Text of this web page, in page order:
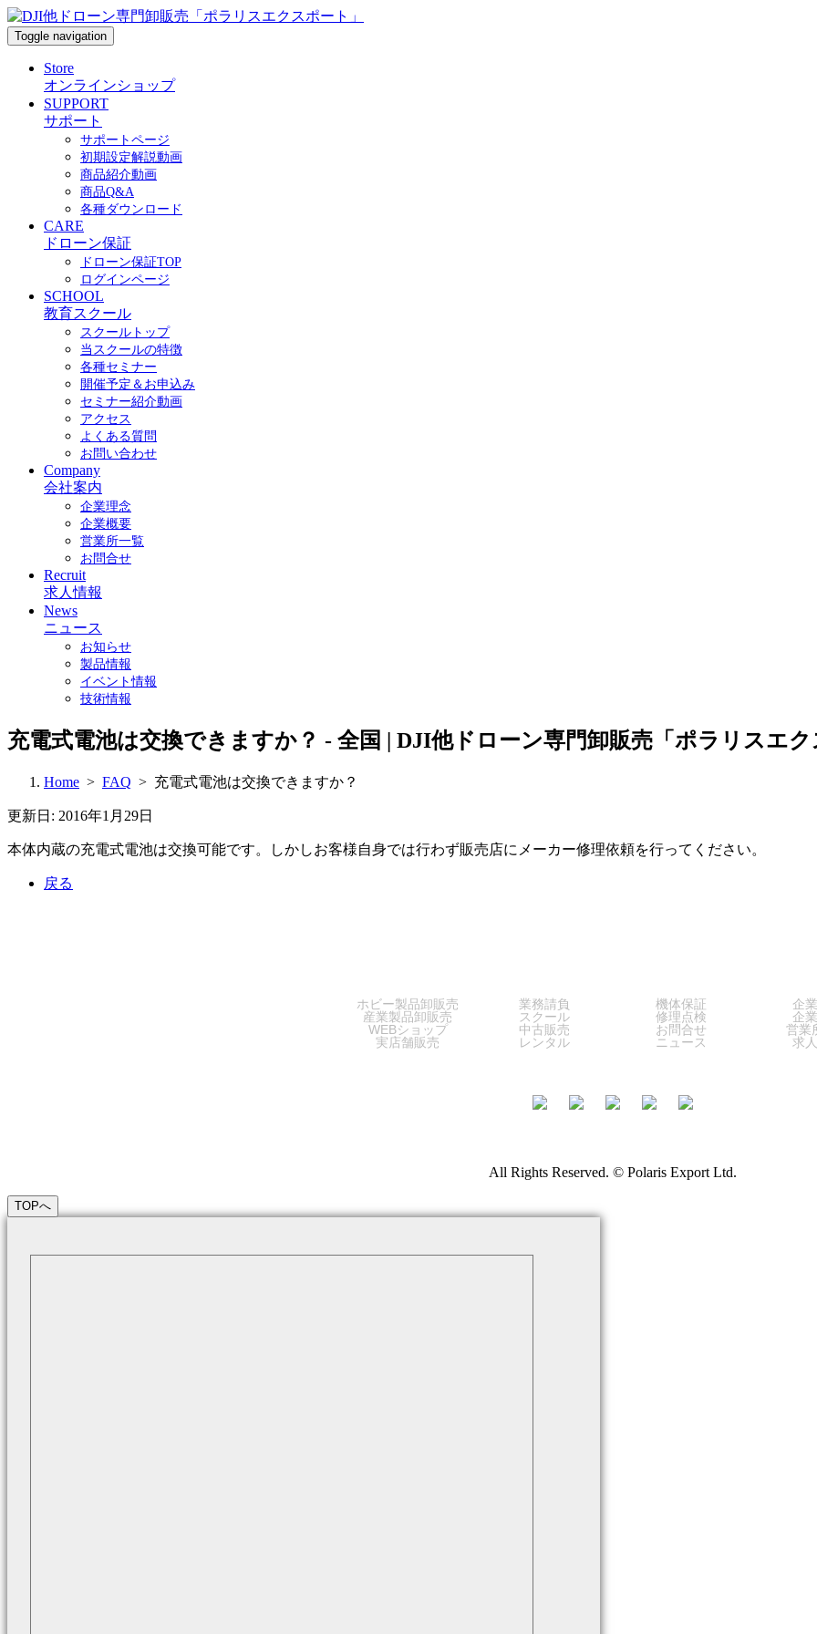
Toggle navigation
Store
オンラインショップ
SUPPORT
サポート
サポートページ
初期設定解説動画
商品紹介動画
商品Q&A
各種ダウンロード
CARE
ドローン保証
ドローン保証TOP
ログインページ
SCHOOL
教育スクール
スクールトップ
当スクールの特徴
各種セミナー
開催予定＆お申込み
セミナー紹介動画
アクセス
よくある質問
お問い合わせ
Company
会社案内
企業理念
企業概要
営業所一覧
お問合せ
Recruit
求人情報
News
ニュース
お知らせ
製品情報
イベント情報
技術情報
充電式電池は交換できますか？ - 全国 | DJI他ドローン専門卸販売「ポラリスエク
Home > FAQ > 充電式電池は交換できますか？
更新日: 2016年1月29日
本体内蔵の充電式電池は交換可能です。しかしお客様自身では行わず販売店にメーカー修理依頼を行ってください。
戻る
ホビー製品卸販売
産業製品卸販売
WEBショップ
実店舗販売
業務請負
スクール
中古販売
レンタル
機体保証
修理点検
お問合せ
ニュース
企
企
営業
求
All Rights Reserved. © Polaris Export Ltd.
TOPへ